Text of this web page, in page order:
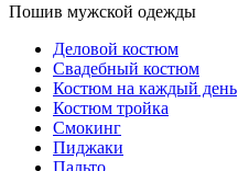
Пошив мужской одежды
Деловой костюм
Свадебный костюм
Костюм на каждый день
Костюм тройка
Смокинг
Пиджаки
Пальто